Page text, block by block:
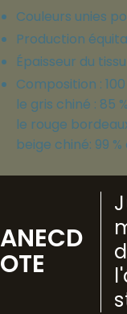
Couleurs unies
Production
Épaisseur du
Composition :
le gris chiné : 85
le rouge
beige chiné: 99
ANECD
OTE